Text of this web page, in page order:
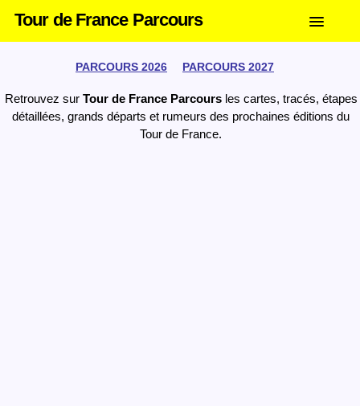
Tour de France Parcours
PARCOURS 2026 PARCOURS 2027
Retrouvez sur Tour de France Parcoursles cartes, tracés, étapes
détaillées, grands départs et rumeurs des prochaines éditions du
Tour de France.